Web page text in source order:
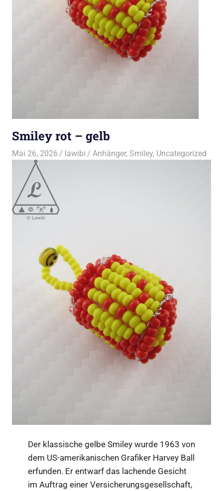
Smiley rot – gelb
Mai 26, 2026 lawibi Anhänger,Smiley, Uncategorized
Der klassische gelbe Smiley wurde 1963 von
dem US-amerikanischen Grafiker Harvey Ball
erfunden. Er entwarf das lachende Gesicht
im Auftrag einer Versicherungsgesellschaft,